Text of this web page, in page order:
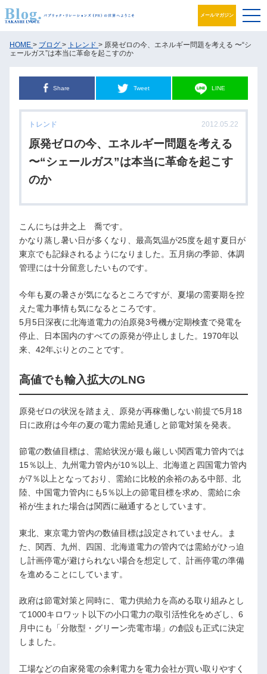
メールマガジン
ブログ
パブリック・リレーションズとは
アカデミック活動
井之上PRグループ
HOME > ブログ > トレンド > 原発ゼロの今、エネルギー問題を考える 〜“シ
ェールガス”は本当に革命を起こすのか
Share Tweet LINE
トレンド 2012.05.22
原発ゼロの今、エネルギー問題を考える
〜“シェールガス”は本当に革命を起こす
のか
こんにちは井之上 喬です。
かなり蒸し暑い日が多くなり、最高気温が25度を超す夏日が
東京でも記録されるようになりました。五月病の季節、体調
管理には十分留意したいものです。
今年も夏の暑さが気になるところですが、夏場の需要期を控
えた電力事情も気になるところです。
5月5日深夜に北海道電力の泊原発3号機が定期検査で発電を
停止、日本国内のすべての原発が停止しました。1970年以
来、42年ぶりとのことです。
高値でも輸入拡大のLNG
原発ゼロの状況を踏まえ、原発が再稼働しない前提で5月18
日に政府は今年の夏の電力需給見通しと節電対策を発表。
節電の数値目標は、需給状況が最も厳しい関西電力管内では
15％以上、九州電力管内が10％以上、北海道と四国電力管内
が7％以上となっており、需給に比較的余裕のある中部、北
陸、中国電力管内にも5％以上の節電目標を求め、需給に余
裕が生まれた場合は関西に融通するとしています。
東北、東京電力管内の数値目標は設定されていません。ま
た、関西、九州、四国、北海道電力の管内では需給がひっ迫
し計画停電が避けられない場合を想定して、計画停電の準備
を進めることにしています。
政府は節電対策と同時に、電力供給力を高める取り組みとし
て1000キロワット以下の小口電力の取引活性化をめざし、6
月中にも「分散型・グリーン売電市場」の創設も正式に決定
しました。
工場などの自家発電の余剰電力を電力会社が買い取りやすく